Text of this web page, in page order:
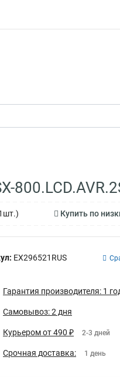
Купить по
EX296521RUS
Гарантия производителя: 1
Самовывоз: 2 дня
Курьером от 490 ₽ 2-3 дней
Срочная доставка: 1 день